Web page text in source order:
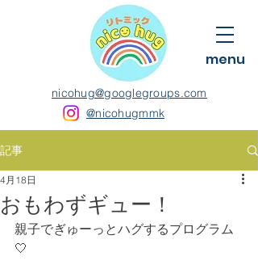
nicohug@googlegroups.com
menu
@nicohugmmk
記事
おもわずギュー！
4月18日
親子でぎゅーっとハグするプログラム
🤍